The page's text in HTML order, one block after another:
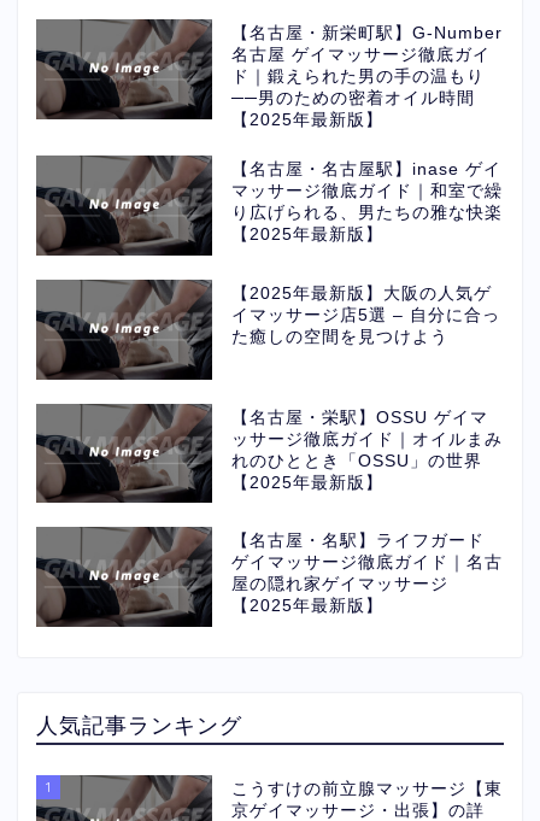
【名古屋・新栄町駅】G-Number
名古屋 ゲイマッサージ徹底ガイ
ド｜鍛えられた男の手の温もり
──男のための密着オイル時間
【2025年最新版】
【名古屋・名古屋駅】inase ゲイ
マッサージ徹底ガイド｜和室で繰
り広げられる、男たちの雅な快楽
【2025年最新版】
【2025年最新版】大阪の人気ゲ
イマッサージ店5選 – 自分に合っ
た癒しの空間を見つけよう
【名古屋・栄駅】OSSU ゲイマ
ッサージ徹底ガイド｜オイルまみ
れのひととき「OSSU」の世界
【2025年最新版】
【名古屋・名駅】ライフガード
ゲイマッサージ徹底ガイド｜名古
屋の隠れ家ゲイマッサージ
【2025年最新版】
人気記事ランキング
1
こうすけの前立腺マッサージ【東
京ゲイマッサージ・出張】の詳